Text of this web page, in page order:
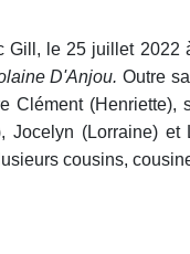
Gill, le 25 juillet 2022
D'Anjou. Outre
Clément (Henriette),
Jocelyn (Lorraine)
cousins,